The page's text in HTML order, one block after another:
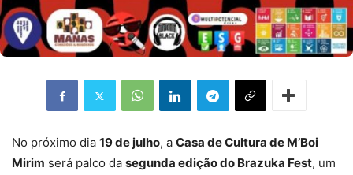
No próximo dia 19 de julho, a Casa de Cultura de M’Boi
Mirim será palco da segunda edição do Brazuka Fest, um